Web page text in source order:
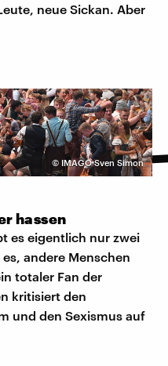
neue Sickan. Aber
© IMAGO Sven Simon
hassen
es eigentlich nur zwei
andere Menschen
totaler Fan der
kritisiert den
und den Sexismus auf